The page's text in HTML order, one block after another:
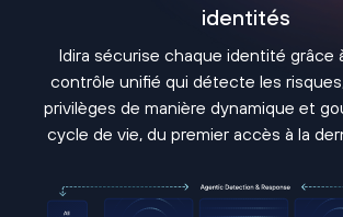
identités
Idira sécurise chaque identité grâce
contrôle unifié qui détecte les
privilèges de manière dynamique et
cycle de vie, du premier accès à la